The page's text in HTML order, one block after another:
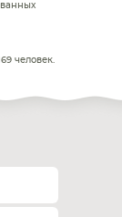
человек.